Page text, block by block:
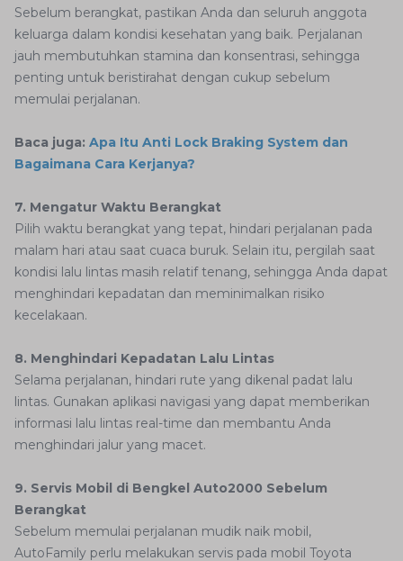
Sebelum berangkat, pastikan Anda dan seluruh anggota
keluarga dalam kondisi kesehatan yang baik. Perjalanan
jauh membutuhkan stamina dan konsentrasi, sehingga
penting untuk beristirahat dengan cukup sebelum
memulai perjalanan.
Baca juga: Apa Itu Anti Lock Braking System dan
Bagaimana Cara Kerjanya?
7. Mengatur Waktu Berangkat
Pilih waktu berangkat yang tepat, hindari perjalanan pada
malam hari atau saat cuaca buruk. Selain itu, pergilah saat
kondisi lalu lintas masih relatif tenang, sehingga Anda dapat
menghindari kepadatan dan meminimalkan risiko
kecelakaan.
8. Menghindari Kepadatan Lalu Lintas
Selama perjalanan, hindari rute yang dikenal padat lalu
lintas. Gunakan aplikasi navigasi yang dapat memberikan
informasi lalu lintas real-time dan membantu Anda
menghindari jalur yang macet.
9. Servis Mobil di Bengkel Auto2000 Sebelum
Berangkat
Sebelum memulai perjalanan mudik naik mobil,
AutoFamily perlu melakukan servis pada mobil Toyota